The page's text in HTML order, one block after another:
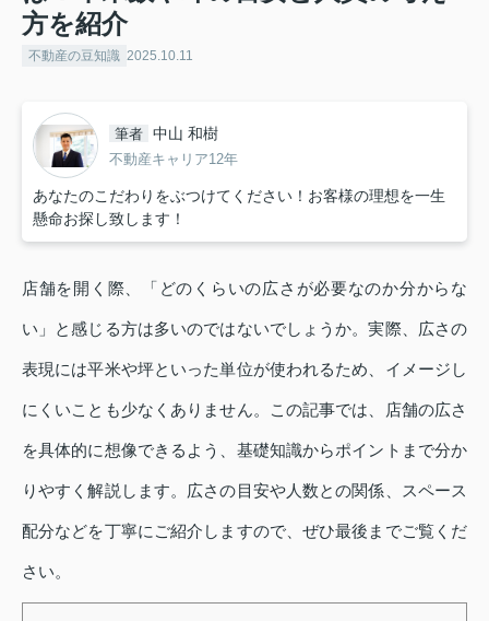
方を紹介
不動産の豆知識 2025.10.11
筆者 中山 和樹
不動産キャリア12年
あなたのこだわりをぶつけてください！お客様の理想を一生
懸命お探し致します！
店舗を開く際、「どのくらいの広さが必要なのか分からな
い」と感じる方は多いのではないでしょうか。実際、広さの
表現には平米や坪といった単位が使われるため、イメージし
にくいことも少なくありません。この記事では、店舗の広さ
を具体的に想像できるよう、基礎知識からポイントまで分か
りやすく解説します。広さの目安や人数との関係、スペース
配分などを丁寧にご紹介しますので、ぜひ最後までご覧くだ
さい。